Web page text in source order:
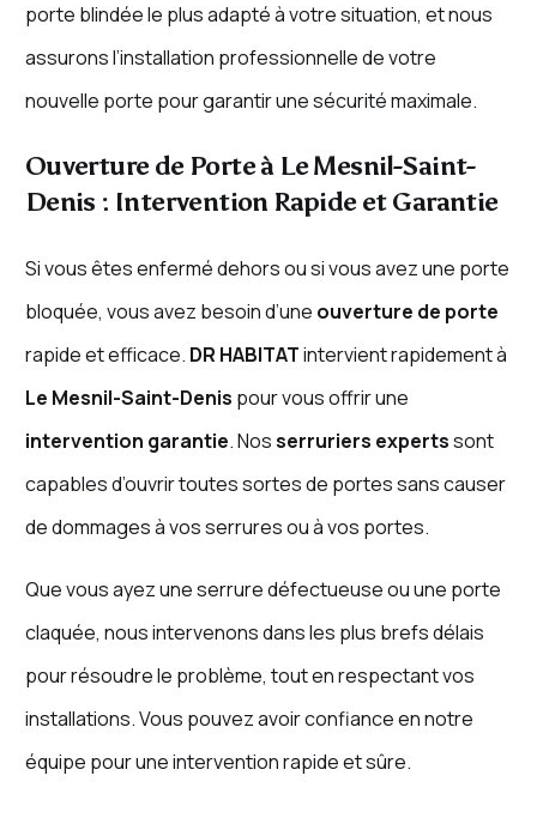
porte blindée le plus adapté à votre situation, et nous
assurons l’installation professionnelle de votre
nouvelle porte pour garantir une sécurité maximale.
Ouverture de Porte à Le Mesnil-Saint-
Denis : Intervention Rapide et Garantie
Si vous êtes enfermé dehors ou si vous avez une porte
bloquée, vous avez besoin d’une ouverture de porte
rapide et efficace. DR HABITATintervient rapidement à
Le Mesnil-Saint-Denis pour vous offrir une
intervention garantie. Nosserruriers expertssont
capables d’ouvrir toutes sortes de portes sans causer
de dommages à vos serrures ou à vos portes.
Que vous ayez une serrure défectueuse ou une porte
claquée, nous intervenons dans les plus brefs délais
pour résoudre le problème, tout en respectant vos
installations. Vous pouvez avoir confiance en notre
équipe pour une intervention rapide et sûre.